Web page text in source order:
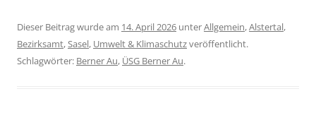
Dieser Beitrag wurde am 14. April 2026 unterAllgemein,Alstertal,
Bezirksamt, Sasel, Umwelt & Klimaschutzveröffentlicht.
Schlagwörter: Berner Au, ÜSG Berner Au.